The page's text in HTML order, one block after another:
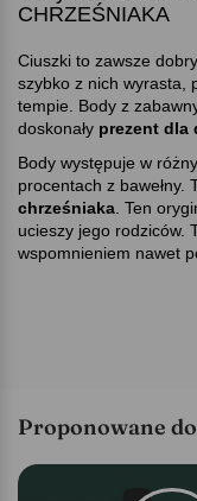
CHRZEŚNIAKA
Ciuszki to zawsze
szybko z nich wyrasta,
tempie. Body z
doskonały prezent dla
Body występuje w
procentach z bawełny.
chrześniaka . Ten
ucieszy jego rodziców.
wspomnieniem nawet
Proponowane